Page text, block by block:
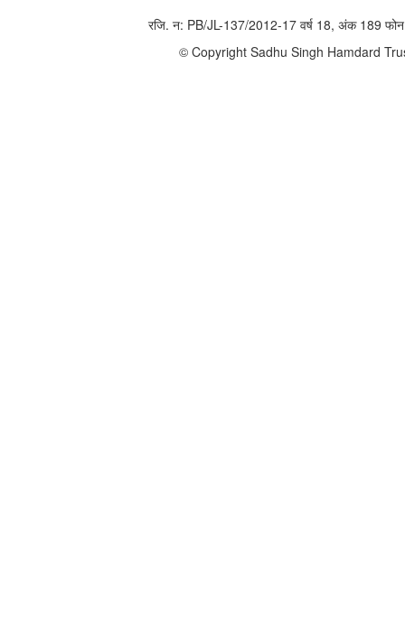
रजि. न: PB/JL-137/2012-17 वर्ष 18, अंक 189
© Copyright Sadhu Singh Hamdard